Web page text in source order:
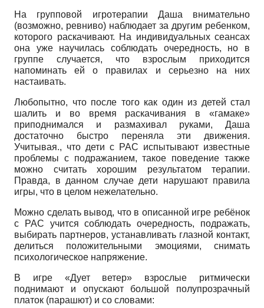
На групповой игротерапии Даша внимательно
(возможно, ревниво) наблюдает за другим ребенком,
которого раскачивают. На индивидуальных сеансах
она уже научилась соблюдать очередность, но в
группе случается, что взрослым приходится
напоминать ей о правилах и серьезно на них
настаивать.
Любопытно, что после того как один из детей стал
шалить и во время раскачивания в «гамаке»
приподнимался и размахивал руками, Даша
достаточно быстро переняла эти движения.
Учитывая., что дети с РАС испытывают известные
проблемы с подражанием, такое поведение также
можно считать хорошим результатом терапии.
Правда, в данном случае дети нарушают правила
игры, что в целом нежелательно.
Можно сделать вывод, что в описанной игре ребёнок
с РАС учится соблюдать очередность, подражать,
выбирать партнеров, устанавливать глазной контакт,
делиться положительными эмоциями, снимать
психологическое напряжение.
В игре «Дует ветер» взрослые ритмически
поднимают и опускают большой полупрозрачный
платок (парашют) и со словами: